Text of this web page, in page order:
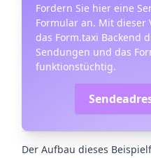
Fordern Sie hier eine
Formular an. Mit
das Form.taxi Backend
Sendungen und das
funktionstüchtig.
Der Aufbau dieses